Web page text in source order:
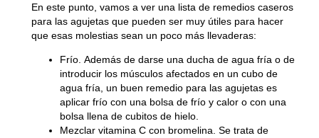
En este punto, vamos a ver una lista de remedios caseros
para las agujetasque pueden ser muy útiles para hacer
que esas molestias sean un poco más llevaderas:
Frío. Además de darse una ducha de agua fría o de
introducir los músculos afectados en un cubo de
agua fría, un buen remedio para las agujetas es
aplicar frío con una bolsa de frío y calor o con una
bolsa llena de cubitos de hielo.
Mezclar vitamina C con bromelina . Se trata de